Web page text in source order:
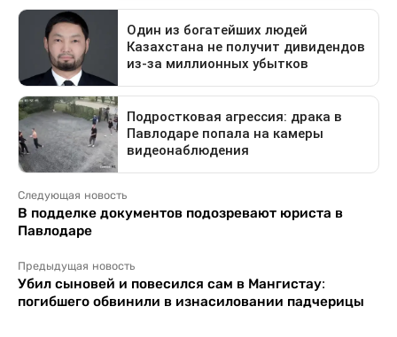
Следующая новость
В подделке документов подозревают юриста в
Павлодаре
Предыдущая новость
Убил сыновей и повесился сам в Мангистау:
погибшего обвинили в изнасиловании падчерицы